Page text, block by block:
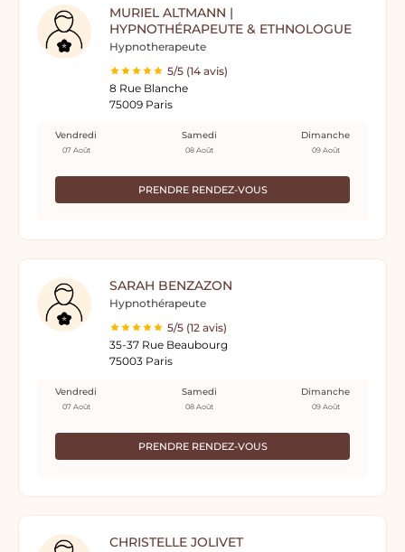
MURIEL ALTMANN |
HYPNOTHÉRAPEUTE & ETHNOLOGUE
Hypnotherapeute
5/5 (14 avis)
8 Rue Blanche
75009 Paris
PRENDRE RENDEZ-VOUS
Vendredi
07 Août
Samedi
08 Août
Dimanche
09 Août
SARAH BENZAZON
Hypnothérapeute
5/5 (12 avis)
35-37 Rue Beaubourg
75003 Paris
PRENDRE RENDEZ-VOUS
Vendredi
07 Août
Samedi
08 Août
Dimanche
09 Août
CHRISTELLE JOLIVET